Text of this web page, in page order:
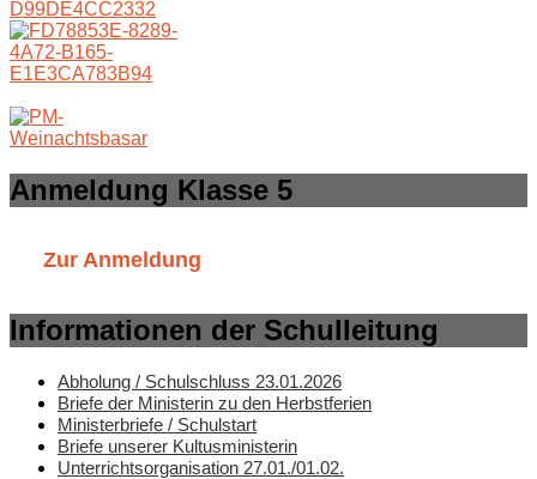
Anmeldung Klasse 5
Zur Anmeldung
Informationen der Schulleitung
Abholung / Schulschluss 23.01.2026
Briefe der Ministerin zu den Herbstferien
Ministerbriefe / Schulstart
Briefe unserer Kultusministerin
Unterrichtsorganisation 27.01./01.02.